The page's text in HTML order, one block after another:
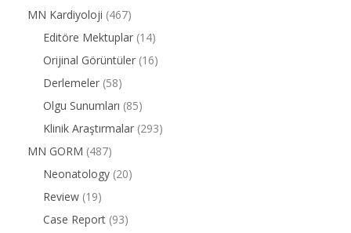
MN Kardiyoloji (467)
Editöre Mektuplar (14)
Orijinal Görüntüler (16)
Derlemeler (58)
Olgu Sunumları (85)
Klinik Araştırmalar (293)
MN GORM (487)
Neonatology (20)
Review (19)
Case Report (93)